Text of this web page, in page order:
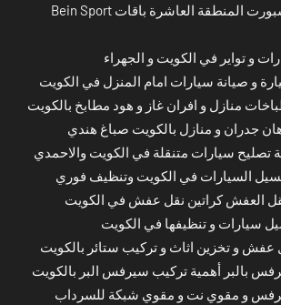
اشتراك بي ان سبورت المنطقة العاشرة باقات Bein Sport
و تواير في الكويت و الجهراء
و صيانة سيارات امام المنزل في الكويت
منازل و افران غاز و هود مطابخ بالكويت
جدران و منازل بالكويت صباغ هندي
تصليح سيارات متنقلة في الكويت والاحمدي
السيارات في الكويت وتنظيف فوري
العفش كراتين نقل عفش في الكويت
سيارات و تنظيفها في الكويت
و تخزين اثاث و تركيب ستائر بالكويت
بالبر أهمية تركيب سيرفس البر بالكويت
و مقوي نت و مقوي شبكة للسرداب